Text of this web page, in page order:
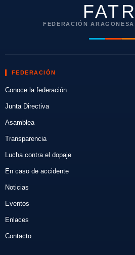
FEDERACIÓN
FEDERACIÓN
Conoce la federación
Junta Directiva
Asamblea
Transparencia
Lucha contra el dopaje
En caso de accidente
Noticias
Eventos
Enlaces
Contacto